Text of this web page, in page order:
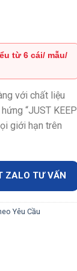
từ 6 cái/ mẫu/
với chất liệu
“JUST KEEP
giới hạn trên
ZALO TƯ VẤN
Yêu Cầu